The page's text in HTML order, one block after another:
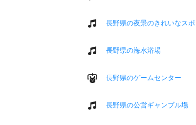
長野県の夜景のきれいなス
長野県の海水浴場
長野県のゲームセンター
長野県の公営ギャンブル場